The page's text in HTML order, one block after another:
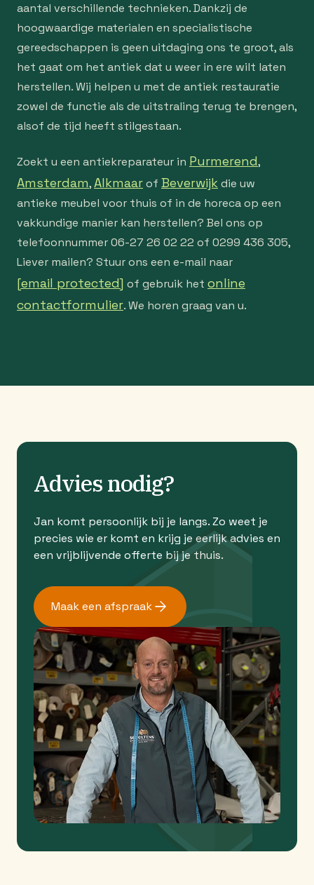
aantal verschillende technieken. Dankzij de
hoogwaardige materialen en specialistische
gereedschappen is geen uitdaging ons te groot, als
het gaat om het antiek dat u weer in ere wilt laten
herstellen. Wij helpen u met de antiek restauratie
zowel de functie als de uitstraling terug te brengen,
alsof de tijd heeft stilgestaan.
Zoekt u een antiekreparateur in Purmerend,
Amsterdam,Alkmaarof Beverwijk die uw
antieke meubel voor thuis of in de horeca op een
vakkundige manier kan herstellen? Bel ons op
telefoonnummer 06-27 26 02 22 of 0299 436 305,
Liever mailen? Stuur ons een e-mail naar
[email protected] of gebruik het online
contactformulier. We horen graag van u.
Advies nodig?
Jan komt persoonlijk bij je langs. Zo weet je
precies wie er komt en krijg je eerlijk advies en
een vrijblijvende offerte bij je thuis.
Maak een afspraak